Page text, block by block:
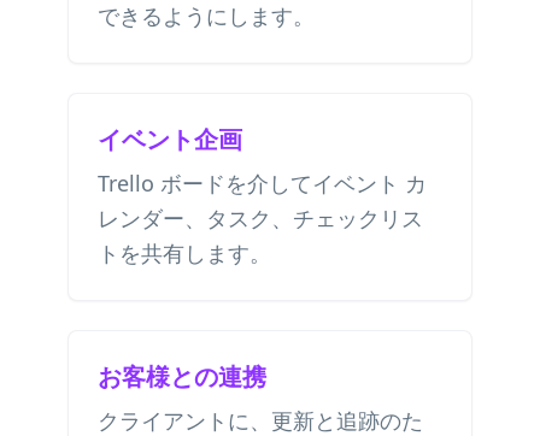
できるようにします。
イベント企画
Trello ボードを介してイベント カ
レンダー、タスク、チェックリス
トを共有します。
お客様との連携
クライアントに、更新と追跡のた